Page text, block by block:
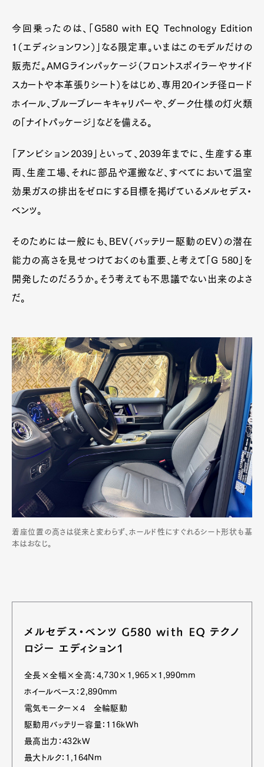
今回乗ったのは、「G580 with EQ Technology Edition
1（エディションワン）」なる限定車。いまはこのモデルだけの
販売だ。AMGラインパッケージ（フロントスポイラーやサイド
スカートや本革張りシート）をはじめ、専用20インチ径ロード
ホイール、ブルーブレーキキャリパーや、ダーク仕様の灯火類
の「ナイトパッケージ」などを備える。
「アンビション2039」といって、2039年までに、生産する車
両、生産工場、それに部品や運搬など、すべてにおいて温室
効果ガスの排出をゼロにする目標を掲げているメルセデス・
ベンツ。
そのためには一般にも、BEV（バッテリー駆動のEV）の潜在
能力の高さを見せつけておくのも重要、と考えて「G 580」を
開発したのだろうか。そう考えても不思議でない出来のよさ
だ。
着座位置の高さは従来と変わらず、ホールド性にすぐれるシート形状も基
本はおなじ。
メルセデス・ベンツ G580 with EQ テクノ
ロジー エディション1
全長×全幅×全高：4,730×1,965×1,990mm
ホイールベース：2,890mm
電気モーター×4 全輪駆動
駆動用バッテリー容量：116kWh
最高出力：432kW
最大トルク：1,164Nm